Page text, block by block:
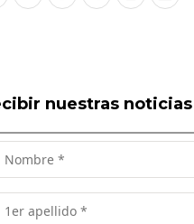
nuestras noticias